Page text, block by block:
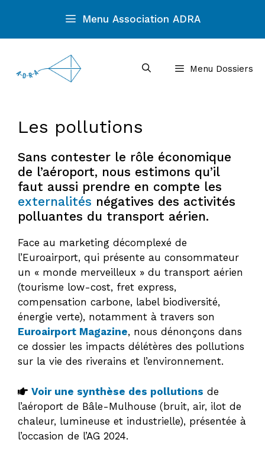
contenu
Menu Association ADRA
Menu Dossiers
Les pollutions
Sans contester le rôle économique
de l’aéroport, nous estimons qu’il
faut aussi prendre en compte les
externalités négatives des activités
polluantes du transport aérien.
Face au marketing décomplexé de
l’Euroairport, qui présente au consommateur
un « monde merveilleux » du transport aérien
(tourisme low-cost, fret express,
compensation carbone, label biodiversité,
énergie verte), notamment à travers son
Euroairport Magazine, nous dénonçons dans
ce dossier les impacts délétères des pollutions
sur la vie des riverains et l’environnement.
Voir une synthèse des pollutions de
l’aéroport de Bâle-Mulhouse (bruit, air, ilot de
chaleur, lumineuse et industrielle), présentée à
l’occasion de l’AG 2024.